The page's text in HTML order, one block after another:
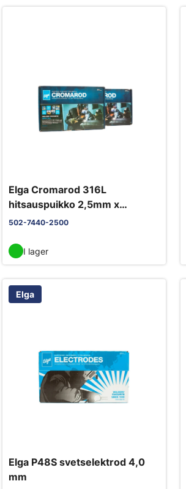
Elga Cromarod 316L
hitsauspuikko 2,5mm x
300mm
502-7440-2500
I lager
Elga
Elga P48S svetselektrod 4,0
mm